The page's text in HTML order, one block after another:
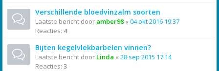
Verschillende bloedvinzalm soorten
Laatste bericht door amber98« 04 okt 2016 19:37
Reacties: 4
Bijten kegelvlekbarbelen vinnen?
Laatste bericht door Linda « 28 sep 2015 17:14
Reacties: 3